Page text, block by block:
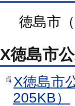
徳島市（
X徳島市
X徳島市
205KB）